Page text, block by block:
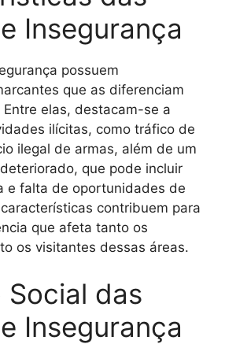
Insegurança
possuem
que as diferenciam
elas, destacam-se a
ilícitas, como tráfico de
ilegal de armas, além de um
que pode incluir
e falta de oportunidades de
contribuem para
que afeta tanto os
os visitantes dessas áreas.
Social das
Insegurança